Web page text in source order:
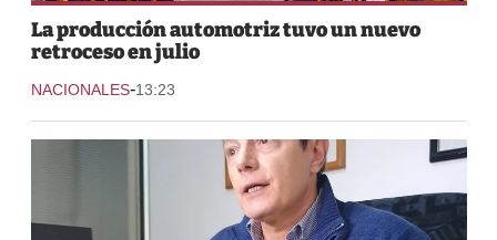
La producción automotriz tuvo un nuevo
retroceso en julio
NACIONALES-13:23